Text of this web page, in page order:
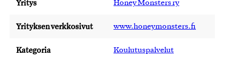
Yritys Honey Monsters ry
Yrityksen verkkosivut www.honeymonsters.fi
Kategoria Koulutuspalvelut